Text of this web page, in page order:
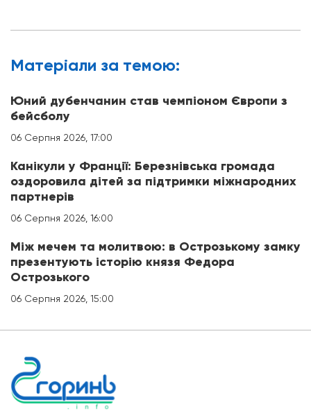
Матерiали за темою:
Юний дубенчанин став чемпіоном Європи з
бейсболу
06 Серпня 2026, 17:00
Канікули у Франції: Березнівська громада
оздоровила дітей за підтримки міжнародних
партнерів
06 Серпня 2026, 16:00
Між мечем та молитвою: в Острозькому замку
презентують історію князя Федора
Острозького
06 Серпня 2026, 15:00